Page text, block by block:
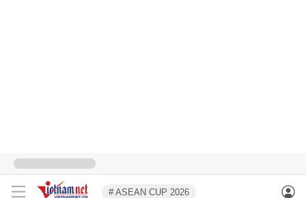
# ASEAN CUP 2026